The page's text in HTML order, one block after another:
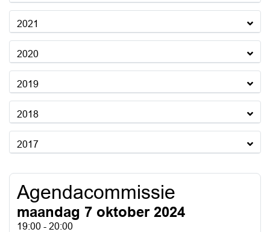
2021
2020
2019
2018
2017
Agendacommissie
maandag 7 oktober 2024
19:00 - 20:00